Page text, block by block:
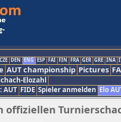
CZE DEN ENG ESP FAI FIN FRA GER GRE INA
AUT championship Pictures
Elozahl
AUT FIDE Spieler anmelden Elo